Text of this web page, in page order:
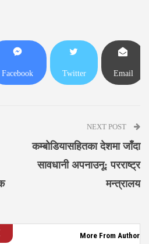
Facebook Twitter Email
NEXT POST
कम्बोडियासहितका देशमा जाँदा
सावधानी अपनाउनू: परराष्ट्र
मन्त्रालय
More From Author